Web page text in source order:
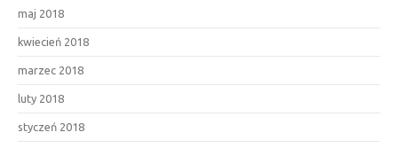
maj 2018
kwiecień 2018
marzec 2018
luty 2018
styczeń 2018